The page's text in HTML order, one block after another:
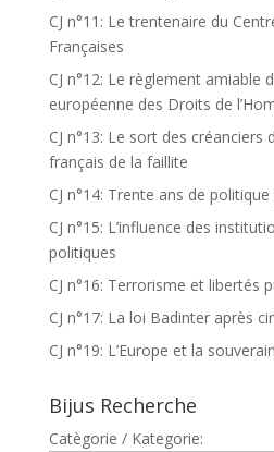
CJ n°11: Le trentenaire du
Françaises
CJ n°12: Le règlement amiable
européenne des Droits de
CJ n°13: Le sort des
français de la faillite
CJ n°14: Trente ans de
CJ n°15: L’influence des
politiques
CJ n°16: Terrorisme et libertés
CJ n°17: La loi Badinter après
CJ n°19: L’Europe et la
Bijus Recherche
Catègorie / Kategorie: